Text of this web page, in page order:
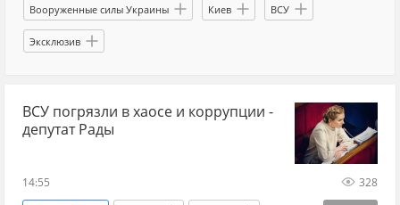
Вооруженные силы Украины Киев ВСУ
Эксклюзив
ВСУ погрязли в хаосе и коррупции -
депутат Рады
14:55 328